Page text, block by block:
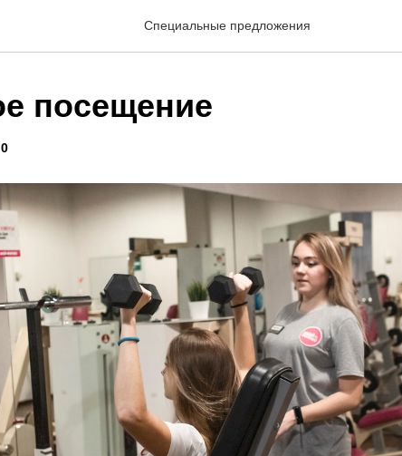
Специальные предложения
посещение